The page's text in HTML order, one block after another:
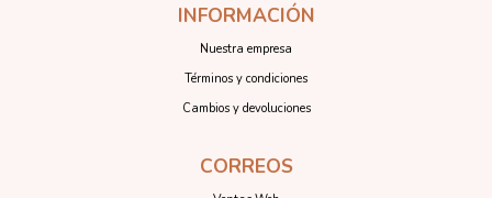
INFORMACIÓN
Nuestra empresa
Términos y condiciones
Cambios y devoluciones
CORREOS